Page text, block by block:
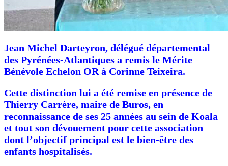
Jean Michel Darteyron, délégué départemental
des Pyrénées-Atlantiques a remis le Mérite
Bénévole Echelon OR à Corinne Teixeira.
Cette distinction lui a été remise en présence de
Thierry Carrère, maire de Buros, en
reconnaissance de ses 25 années au sein de Koala
et tout son dévouement pour cette association
dont l’objectif principal est le bien-être des
enfants hospitalisés.